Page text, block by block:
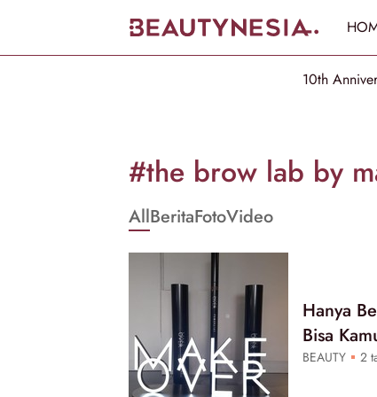
10th
[GET_DATA_TITLE]
Beautynesia
#the brow lab by
AllBeritaFotoVideo
Hanya
Bisa
BEAUTY 2